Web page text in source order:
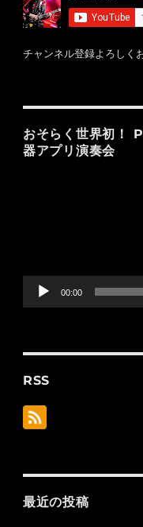
チャンネル登録よろしく
おそらく世界初！
器アプリ演奏会
00:00
RSS
最近の投稿